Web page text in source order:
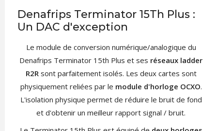
Denafrips Terminator 15Th Plus :
Un DAC d'exception
Le module de conversion numérique/analogique du
Denafrips Terminator 15th Plus et ses réseaux ladder
R2Rsont parfaitement isolés. Les deux cartes sont
physiquement reliées par le module d'horloge OCXO.
L'isolation physique permet de réduire le bruit de fond
et d'obtenir un meilleur rapport signal / bruit.